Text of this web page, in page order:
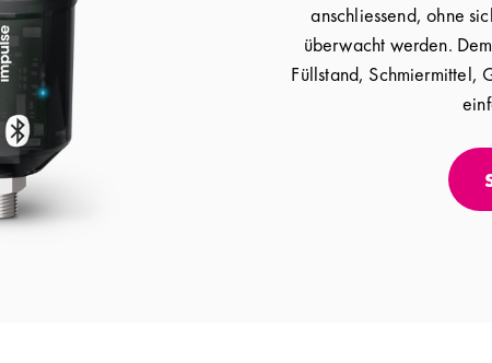
anschliessend, ohne
überwacht werden.
Füllstand, Schmiermittel,